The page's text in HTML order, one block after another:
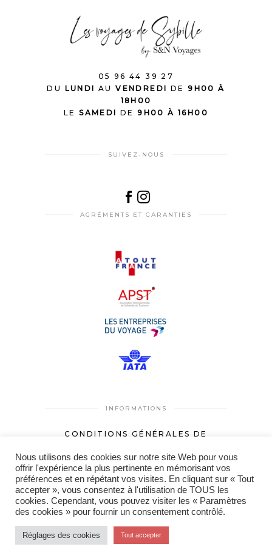
05 96 44 39 27
DU
LUNDI AUVENDREDI DE9H00 À
18H00
LE SAMEDI DE9H00 À 16H00
SUIVEZ-NOUS
AGRÉMENTS ET GARANTIES
INFORMATIONS
CONDITIONS GÉNÉRALES DE
MENTIONS LÉGALES
© 2021 Les voyages de Sybille
Nous utilisons des cookies sur notre site Web pour vous
offrir l'expérience la plus pertinente en mémorisant vos
préférences et en répétant vos visites. En cliquant sur « Tout
accepter », vous consentez à l'utilisation de TOUS les
cookies. Cependant, vous pouvez visiter les « Paramètres
des cookies » pour fournir un consentement contrôlé.
Réglages des cookies Tout accepter